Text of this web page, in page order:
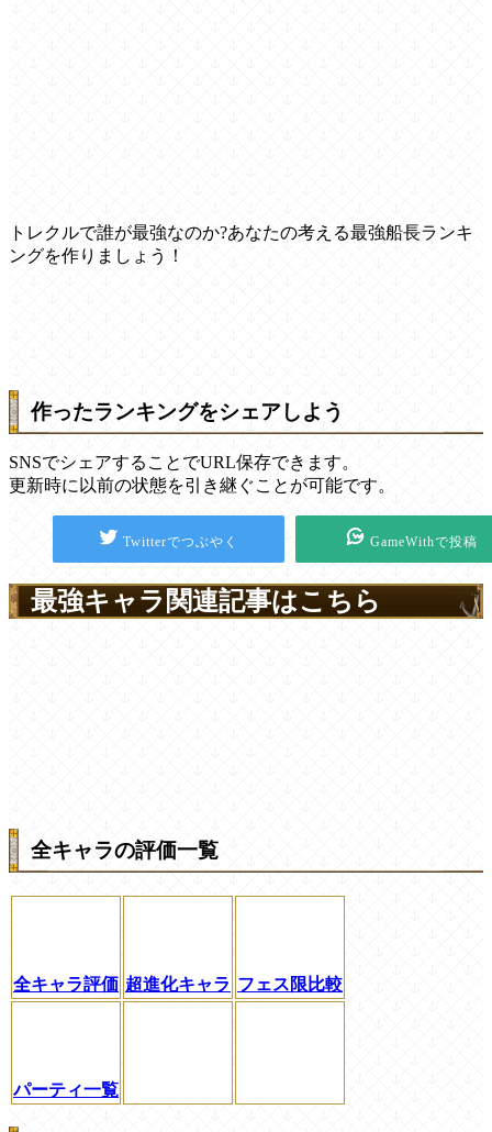
トレクルで誰が最強なのか?あなたの考える最強船長ランキ
ングを作りましょう！
作ったランキングをシェアしよう
SNSでシェアすることでURL保存できます。
更新時に以前の状態を引き継ぐことが可能です。
Twitterでつぶやく GameWithで投稿
最強キャラ関連記事はこちら
全キャラの評価一覧
全キャラ評価 超進化キャラ フェス限比較
パーティ一覧